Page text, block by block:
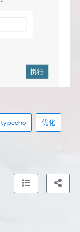
typecho 优化